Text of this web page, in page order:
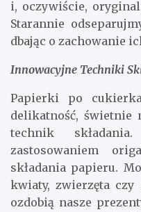
i, oczywiście,
Starannie
dbając o zachowanie
Innowacyjne Techniki
Papierki po
delikatność, świetnie
technik
zastosowaniem
składania papieru.
kwiaty, zwierzęta czy
ozdobią nasze